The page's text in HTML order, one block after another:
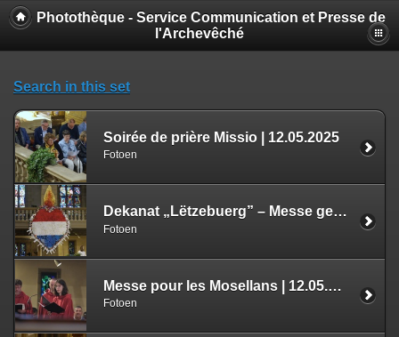
Photothèque - Service Communication et Presse de
l'Archevêché
Search in this set
Soirée de prière Missio | 12.05.2025
Fotoen
Dekanat „Lëtzebuerg” – Messe gestaltet von den Pfarreien Bartreng-Stroossen Saint-Jean XXIII, Mamerdall Saint-Christophe, Steesel-Walfer Sainte-Trinité und Leideleng Saint-Corneille
Fotoen
Messe pour les Mosellans | 12.05.2025
Fotoen